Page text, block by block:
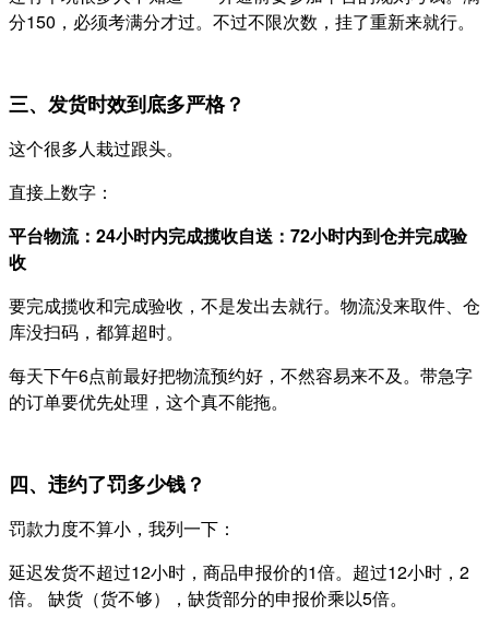
分150，必须考满分才过。不过不限次数，挂了重新来就行。
三、发货时效到底多严格？
这个很多人栽过跟头。
直接上数字：
平台物流：24小时内完成揽收自送：72小时内到仓并完成验
收
要完成揽收和完成验收，不是发出去就行。物流没来取件、仓
库没扫码，都算超时。
每天下午6点前最好把物流预约好，不然容易来不及。带急字
的订单要优先处理，这个真不能拖。
四、违约了罚多少钱？
罚款力度不算小，我列一下：
延迟发货不超过12小时，商品申报价的1倍。超过12小时，2
倍。 缺货（货不够），缺货部分的申报价乘以5倍。